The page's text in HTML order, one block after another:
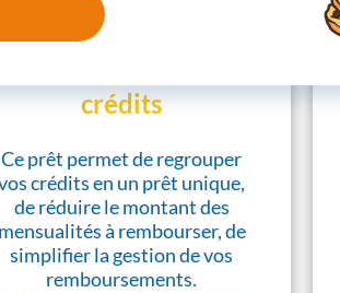
crédits
Ce prêt permet de regrouper
crédits en un prêt unique,
de réduire le montant des
mensualités à rembourser, de
simplifier la gestion de vos
remboursements.